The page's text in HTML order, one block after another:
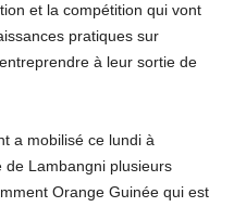
et la compétition qui vont
pratiques sur
à leur sortie de
a mobilisé ce lundi à
de Lambangni plusieurs
Orange Guinée qui est